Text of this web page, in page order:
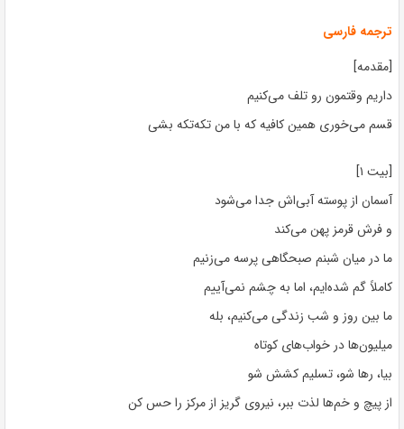
ترجمه فارسی
[مقدمه]
داریم وقتمون رو تلف می‌کنیم
قسم می‌خوری همین کافیه که با من تکه‌تکه بشی
[بیت ۱]
آسمان از پوسته آبی‌اش جدا می‌شود
و فرش قرمز پهن می‌کند
ما در میان شبنم صبحگاهی پرسه می‌زنیم
کاملاً گم شده‌ایم، اما به چشم نمی‌آییم
ما بین روز و شب زندگی می‌کنیم، بله
میلیون‌ها در خواب‌های کوتاه
بیا، رها شو، تسلیم کشش شو
از پیچ و خم‌ها لذت ببر، نیروی گریز از مرکز را حس کن